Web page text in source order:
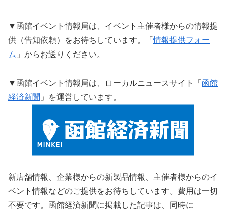
▼函館イベント情報局は、イベント主催者様からの情報提
供（告知依頼）をお待ちしています。「情報提供フォー
ム 」からお送りください。
▼函館イベント情報局は、ローカルニュースサイト「 函館
経済新聞 」を運営しています。
新店舗情報、企業様からの新製品情報、主催者様からのイ
ベント情報などのご提供をお待ちしています。費用は一切
不要です。函館経済新聞に掲載した記事は、同時に